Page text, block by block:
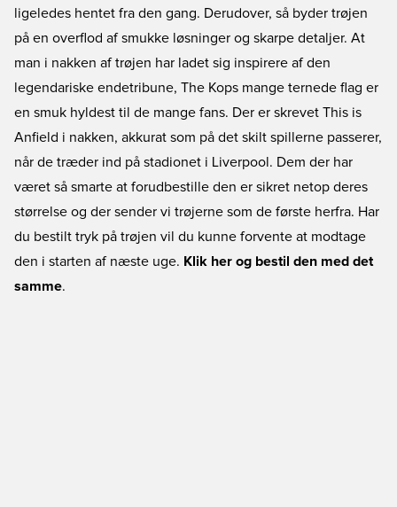
ligeledes hentet fra den gang. Derudover, så byder trøjen
på en overflod af smukke løsninger og skarpe detaljer. At
man i nakken af trøjen har ladet sig inspirere af den
legendariske endetribune, The Kops mange ternede flag er
en smuk hyldest til de mange fans. Der er skrevet This is
Anfield i nakken, akkurat som på det skilt spillerne passerer,
når de træder ind på stadionet i Liverpool. Dem der har
været så smarte at forudbestille den er sikret netop deres
størrelse og der sender vi trøjerne som de første herfra. Har
du bestilt tryk på trøjen vil du kunne forvente at modtage
den i starten af næste uge. Klik her og bestil den med det
samme.